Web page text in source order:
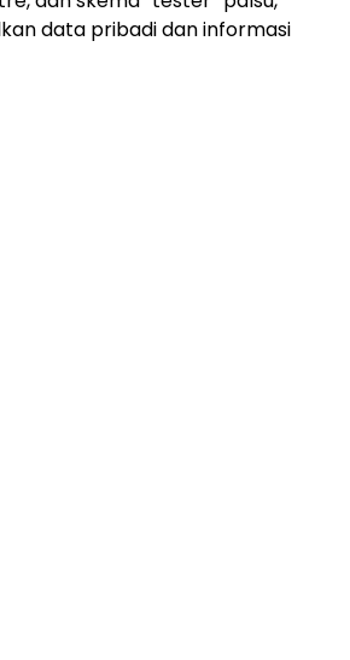
data pribadi dan informasi